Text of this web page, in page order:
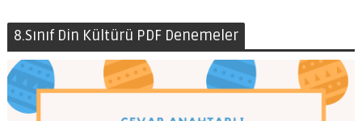
8.Sınıf Din Kültürü PDF Denemeler